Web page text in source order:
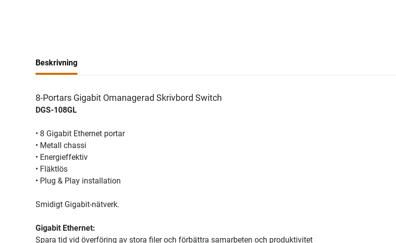
Beskrivning
8-Portars Gigabit Omanagerad Skrivbord Switch
DGS-108GL
• 8 Gigabit Ethernet portar
• Metall chassi
• Energieffektiv
• Fläktlös
• Plug & Play installation
Smidigt Gigabit-nätverk.
Gigabit Ethernet:
Spara tid vid överföring av stora filer och förbättra samarbeten och produktivitet